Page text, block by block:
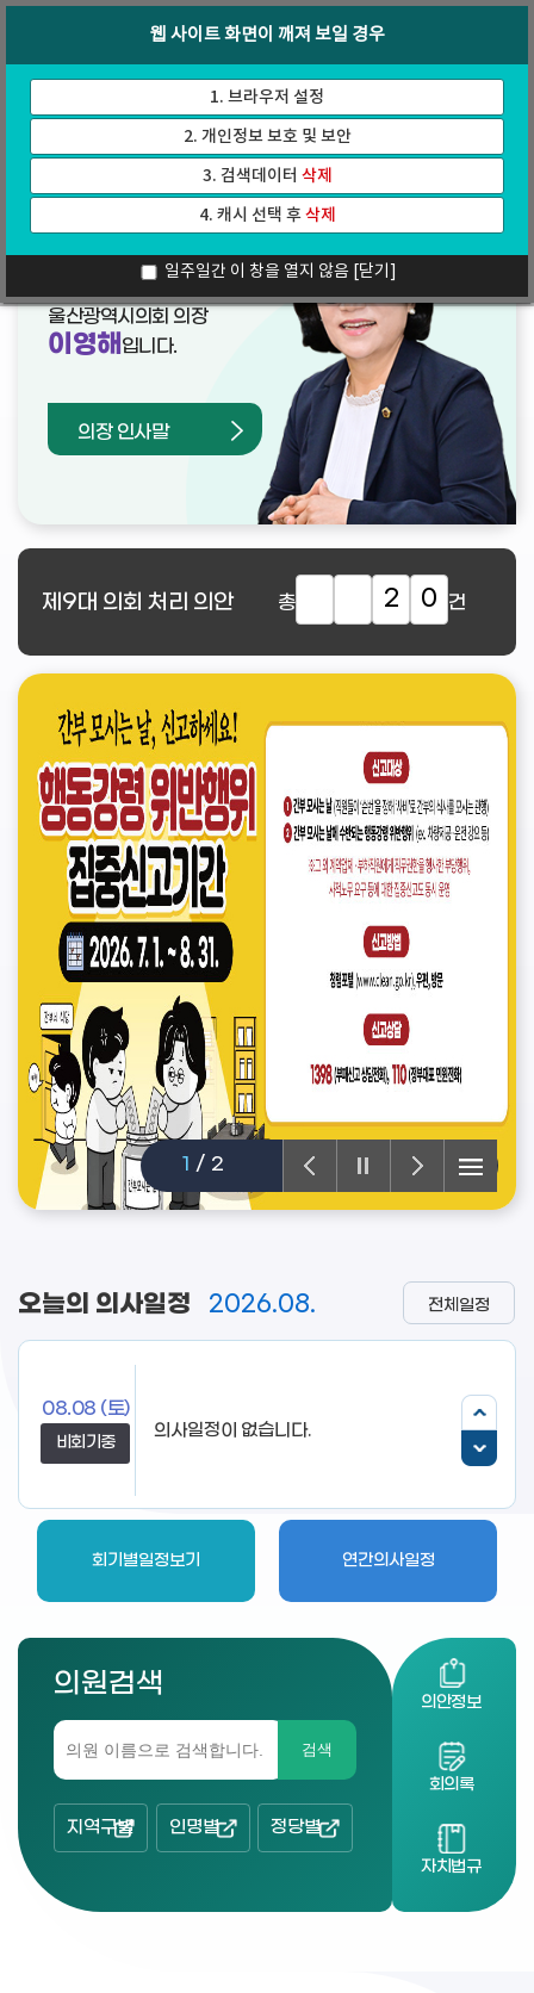
가
기
인터넷방송
웹 사이트 화면이 깨져 보일 경우
1. 브라우저 설정
2. 개인정보 보호 및 보안
3. 검색데이터 삭제
4. 캐시 선택 후삭제
일주일간 이 창을 열지 않음 [닫기]
1 / 2
열린의장실
울산광역시의회 의장
이영해 입니다.
의장 인사말
제9대 의회 처리 의안 총 2 0 건
오늘의 의사일정 2026.08.
08.08 (토)
비회기중
의사일정이 없습니다.
회기별일정보기 연간의사일정
전체일정
의원검색
검색
지역구별 인명별 정당별
의안정보
회의록
자치법규